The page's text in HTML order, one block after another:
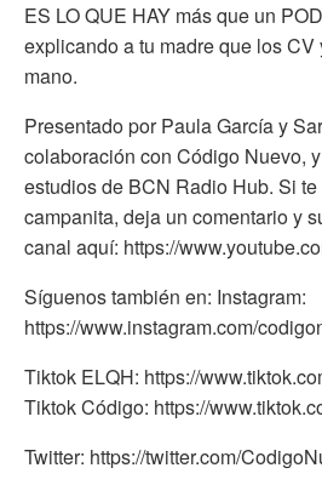
ES LO QUE HAY más que un
explicando a tu madre que los CV
mano.
Presentado por Paula García y
colaboración con Código Nuevo,
estudios de BCN Radio Hub. Si
campanita, deja un comentario y
canal aquí: https://
Síguenos también en: Instagram:
https://www.instagram.com/
Tiktok ELQH: https://
Tiktok Código: https://
Twitter: https://twitter.com/